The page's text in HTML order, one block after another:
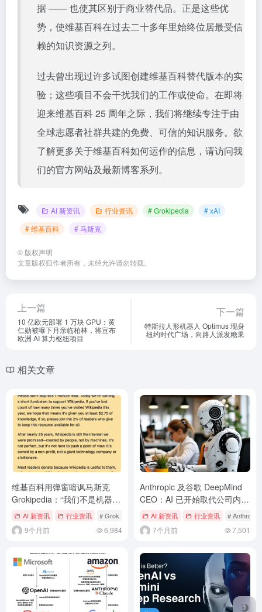
据 —— 也使其区别于商业替代品。正是这些优
势，使维基百科在过去二十多年里始终位居最受信
赖的知识资源之列。
过去曾出现过许多试图创建维基百科替代版本的实
验；这些项目不会干扰我们的工作或使命。在即将
迎来维基百科 25 周年之际，我们将继续专注于由
全球志愿者社群共建的免费、可信的知识服务。欲
了解更多关于维基百科如何运作的信息，请访问我
们的官方网站及最新博客系列。
AI 新资讯 行业资讯 # Grokipedia
# xAI
# 维基百科
# 马斯克
© 版权声明
文章版权归作者所有，未经允许请勿转载。
上一篇
10 亿欧元部署 1 万块 GPU：黄
仁勋被曝下月亲临柏林，将宣布
欧洲 AI 算力枢纽项目
下一篇
特斯拉人形机器人 Optimus 现身
纽约时代广场，向路人派发糖果
相关文章
维基百科用弹窗暗讽马斯克
Grokipedia：“我们不是机器创
造出来的”
AI 新资讯 行业资讯 # Grok # Grokpedia # 维基百科
9个月前 6,984
Anthropic 及谷歌 DeepMind
CEO：AI 已开始取代公司内部
的初级职位
AI 新资讯 行业资讯 # Anthropic
7个月前 7,501